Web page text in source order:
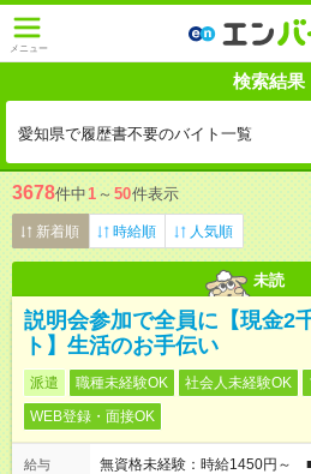
メニュー
検索結果
愛知県で履歴書不要のバイト一覧
3678件中1 ～ 50件表示
新着順 時給順 人気順
未読
説明会参加で全員に【現金2
ト】生活のお手伝い
派遣 職種未経験OK 社会人未経験OK
WEB登録・面接OK
給与
無資格未経験：時給1450円